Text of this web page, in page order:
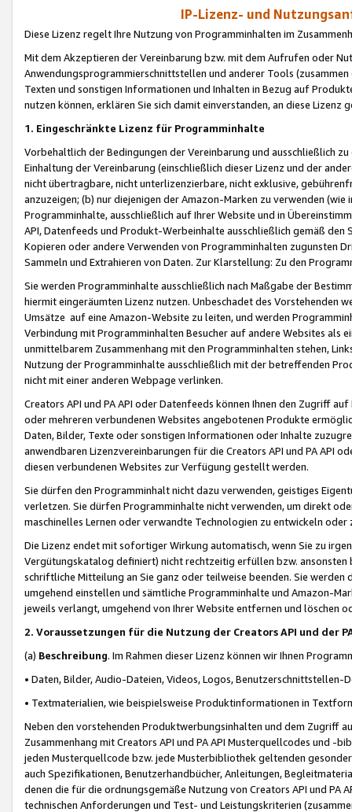
IP-Lizenz- und
Diese Lizenz regelt Ihre Nutzung von Programminhalten im
Mit dem Akzeptieren der Vereinbarung bzw. mit dem Aufrufen oder
Anwendungsprogrammierschnittstellen und anderer Tools (zusammen
Texten und sonstigen Informationen und Inhalten in Bezug auf
nutzen können, erklären Sie sich damit einverstanden, an diese Lizenz
1. Eingeschränkte Lizenz für Programminhalte
Vorbehaltlich der Bedingungen der Vereinbarung und ausschließlich
Einhaltung der Vereinbarung (einschließlich dieser Lizenz und der
nicht übertragbare, nicht unterlizenzierbare, nicht exklusive,
anzuzeigen; (b) nur diejenigen der Amazon-Marken zu verwenden
Programminhalte, ausschließlich auf Ihrer Website und in
API, Datenfeeds und Produkt-Werbeinhalte ausschließlich gemäß
Kopieren oder andere Verwenden von Programminhalten zugunsten
Sammeln und Extrahieren von Daten. Zur Klarstellung: Zu den
Sie werden Programminhalte ausschließlich nach Maßgabe der
hiermit eingeräumten Lizenz nutzen. Unbeschadet des Vorstehenden
Umsätze auf eine Amazon-Website zu leiten, und werden
Verbindung mit Programminhalten Besucher auf andere Websites als
unmittelbarem Zusammenhang mit den Programminhalten stehen,
Nutzung der Programminhalte ausschließlich mit der betreffenden
nicht mit einer anderen Webpage verlinken.
Creators API und PA API oder Datenfeeds können Ihnen den Zugriff
oder mehreren verbundenen Websites angebotenen Produkte
Daten, Bilder, Texte oder sonstigen Informationen oder Inhalte
anwendbaren Lizenzvereinbarungen für die Creators API und PA API
diesen verbundenen Websites zur Verfügung gestellt werden.
Sie dürfen den Programminhalt nicht dazu verwenden, geistiges
verletzen. Sie dürfen Programminhalte nicht verwenden, um direkt
maschinelles Lernen oder verwandte Technologien zu entwickeln
Die Lizenz endet mit sofortiger Wirkung automatisch, wenn Sie zu
Vergütungskatalog definiert) nicht rechtzeitig erfüllen bzw. ansonsten
schriftliche Mitteilung an Sie ganz oder teilweise beenden. Sie werden
umgehend einstellen und sämtliche Programminhalte und Amazon-
jeweils verlangt, umgehend von Ihrer Website entfernen und löschen
2. Voraussetzungen für die Nutzung der Creators API und der
(a) Beschreibung. Im Rahmen dieser Lizenz können wir Ihnen
• Daten, Bilder, Audio-Dateien, Videos, Logos, Benutzerschnittstellen-
• Textmaterialien, wie beispielsweise Produktinformationen in
Neben den vorstehenden Produktwerbungsinhalten und dem Zugriff
Zusammenhang mit Creators API und PA API Musterquellcodes und
jeden Musterquellcode bzw. jede Musterbibliothek geltenden
auch Spezifikationen, Benutzerhandbücher, Anleitungen,
denen die für die ordnungsgemäße Nutzung von Creators API und PA
technischen Anforderungen und Test- und Leistungskriterien